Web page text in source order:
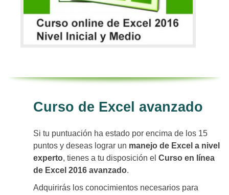
Curso de Excel avanzado
Si tu puntuación ha estado por encima de los 15
puntos y deseas lograr un manejo de Excel a nivel
experto, tienes a tu disposición el Curso en línea
de Excel 2016 avanzado.
Adquirirás los conocimientos necesarios para